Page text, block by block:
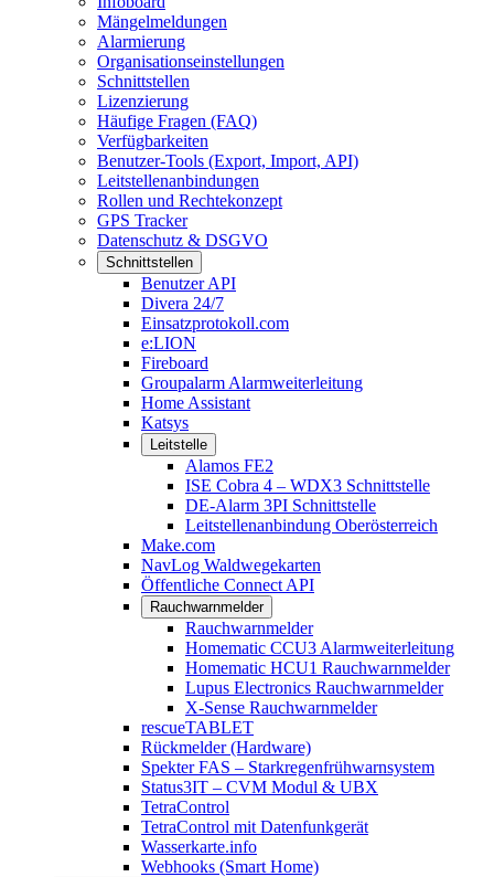
Mängelmeldungen
Alarmierung
Organisationseinstellungen
Schnittstellen
Lizenzierung
Häufige Fragen (FAQ)
Verfügbarkeiten
Benutzer-Tools (Export, Import, API)
Leitstellenanbindungen
Rollen und Rechtekonzept
GPS Tracker
Datenschutz & DSGVO
Schnittstellen
Benutzer API
Divera 24/7
Einsatzprotokoll.com
e:LION
Fireboard
Groupalarm Alarmweiterleitung
Home Assistant
Katsys
Leitstelle
Alamos FE2
ISE Cobra 4 – WDX3 Schnittstelle
DE-Alarm 3PI Schnittstelle
Leitstellenanbindung Oberösterreich
Make.com
NavLog Waldwegekarten
Öffentliche Connect API
Rauchwarnmelder
Rauchwarnmelder
Homematic CCU3 Alarmweiterleitung
Homematic HCU1 Rauchwarnmelder
Lupus Electronics Rauchwarnmelder
X-Sense Rauchwarnmelder
rescueTABLET
Rückmelder (Hardware)
Spekter FAS – Starkregenfrühwarnsystem
Status3IT – CVM Modul & UBX
TetraControl
TetraControl mit Datenfunkgerät
Wasserkarte.info
Webhooks (Smart Home)